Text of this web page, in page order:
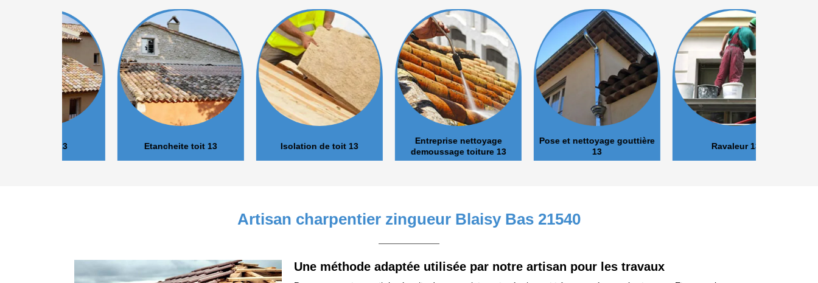
Etancheite toit 13 Isolation de toit 13
Entreprise nettoyage
demoussage toiture 13
Pose et nettoyage gouttière
Artisan charpentier zingueur Blaisy Bas 21540
Une méthode adaptée utilisée par notre artisan pour les travaux